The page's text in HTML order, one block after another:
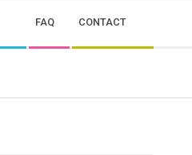
FAQ CONTACT